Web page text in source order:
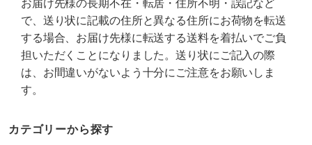
お届け先様の長期不在・転居・住所不明・誤記など
で、送り状に記載の住所と異なる住所にお荷物を転送
する場合、お届け先様に転送する送料を着払いでご負
担いただくことになりました。送り状にご記入の際
は、お間違いがないよう十分にご注意をお願いしま
す。
カテゴリーから探す